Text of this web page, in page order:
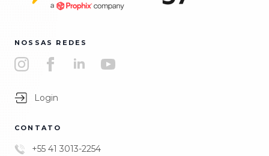
NOSSAS REDES
Login
CONTATO
+55 41 3013-2254